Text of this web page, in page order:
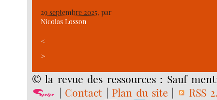
29 septembre 2025, par
Nicolas Losson
<
>
© la revue des ressources : Sauf
| Contact | Plan du site |
RSS